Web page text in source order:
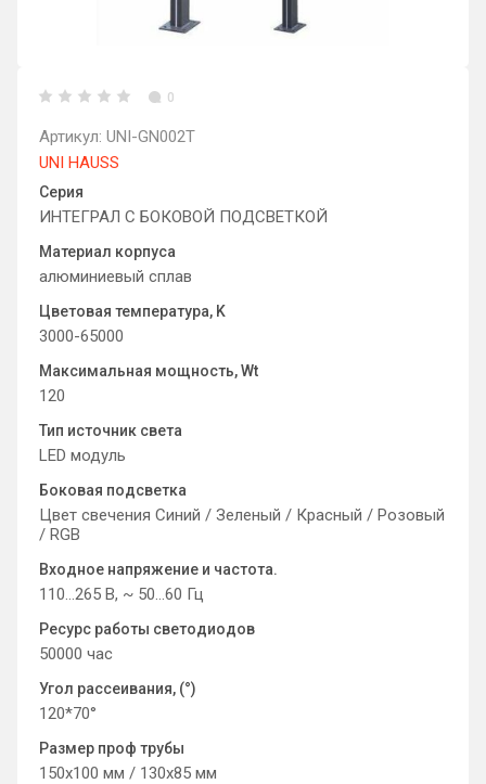
0
Артикул: UNI-GN002Т
UNI HAUSS
Серия
ИНТЕГРАЛ С БОКОВОЙ ПОДСВЕТКОЙ
Материал корпуса
алюминиевый сплав
Цветовая температура, K
3000-65000
Максимальная мощность, Wt
120
Тип источник света
LED модуль
Боковая подсветка
Цвет свечения Синий / Зеленый / Красный / Розовый
/ RGB
Входное напряжение и частота.
110…265 В, ~ 50…60 Гц
Ресурс работы светодиодов
50000 час
Угол рассеивания, (°)
120*70°
Размер проф трубы
150x100 мм / 130x85 мм